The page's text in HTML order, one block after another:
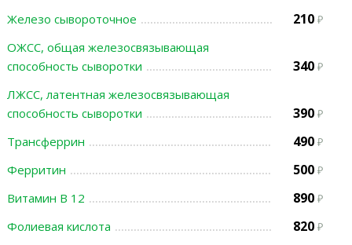
Железо сывороточное 210
ОЖСС, общая железосвязывающая
способность сыворотки
340
ЛЖСС, латентная железосвязывающая
способность сыворотки
390
Трансферрин 490
Ферритин 500
Витамин В 12 890
Фолиевая кислота 820